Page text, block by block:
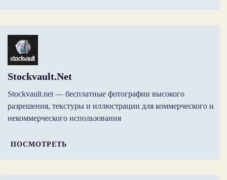
Stockvault.net
Stockvault.net — бесплатные фотографии высокого
разрешения, текстуры и иллюстрации для коммерческого и
некоммерческого использования
ПОСМОТРЕТЬ